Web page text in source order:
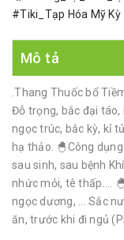
#Tiki_Tạp Hóa Mỹ Kỳ
Mô tả
.Thang Thuốc bổ
Đỗ trọng, bắc đại táo,
ngọc trúc, bắc kỳ, kỉ
hạ thảo. 🐣Công
sau sinh, sau bệnh
nhức mỏi, tê thấp....
ngọc dương, ... Sắc
ăn, trước khi đi ngủ